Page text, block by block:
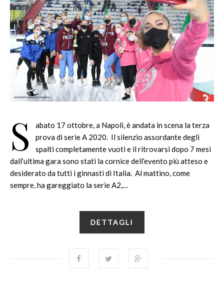
S
abato 17 ottobre, a Napoli, è andata in scena la terza
prova di serie A 2020. Il silenzio assordante degli
spalti completamente vuoti e il ritrovarsi dopo 7 mesi
dall’ultima gara sono stati la cornice dell’evento più atteso e
desiderato da tutti i ginnasti di Italia. Al mattino, come
sempre, ha gareggiato la serie A2,…
DETTAGLI